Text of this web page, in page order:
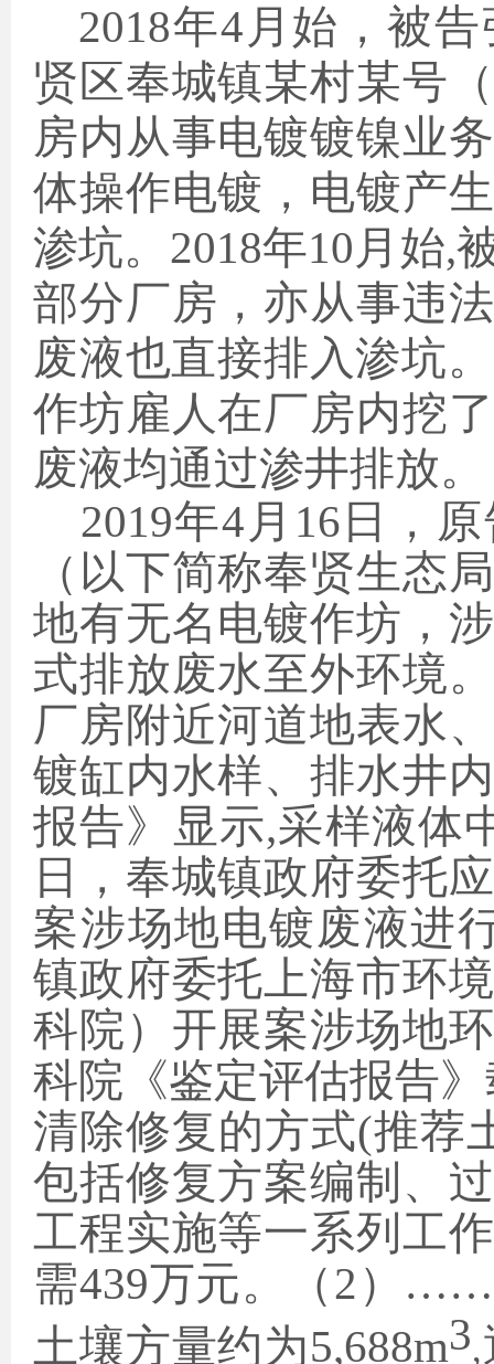
2018年4月始，被
贤区奉城镇某村某号
房内从事电镀镀镍业
体操作电镀，电镀产
渗坑。2018年10月始,
部分厂房，亦从事违
废液也直接排入渗坑
作坊雇人在厂房内挖
废液均通过渗井排放。
2019年4月16日，
（以下简称奉贤生态
地有无名电镀作坊，
式排放废水至外环境
厂房附近河道地表水
镀缸内水样、排水井
报告》显示,采样液体
日，奉城镇政府委托
案涉场地电镀废液进
镇政府委托上海市环
科院）开展案涉场地
科院《鉴定评估报告
清除修复的方式(推荐
包括修复方案编制、
工程实施等一系列工
需439万元。（2）
土壤方量约为5,688m3,